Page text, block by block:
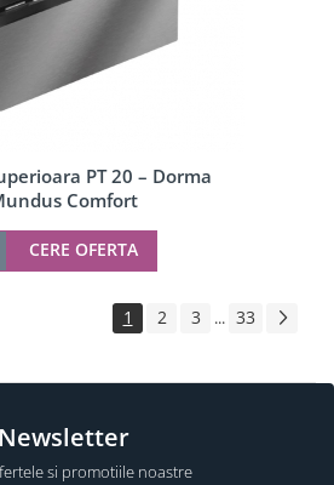
PT 20 – Dorma
Comfort
CERE OFERTA
1 2 3 ... 33
Newsletter
si promotiile noastre